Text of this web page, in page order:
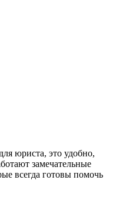
юриста, это удобно,
замечательные
всегда готовы помочь